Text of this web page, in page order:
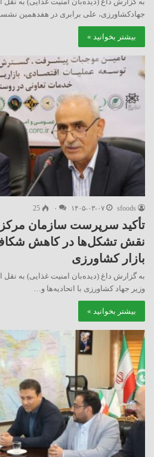
جهادکشاورزی، علی برابری در هفدهمین
بیشتر بخوانید »
sfoods ۱۴۰۵-۰۳-۰۷ ۰ 25
تأکید سرپرست سازمان
نقش تشکل‌ها در کاهش
بازار کشاورزی
به گزارش داغ (دیده‌بان امنیت غذایی) به
وزیر جهاد کشاورزی با اتحادیه‌ها و…
بیشتر بخوانید »